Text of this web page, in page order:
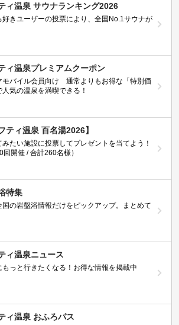
ィ温泉 サウナランキング2026
好きユーザーの投票により、全国No.1サウナが
ィ温泉プレミアムクーポン
モバイル会員向け 通常よりもお得な「特別価
人気の温泉を満喫できる！
ティ温泉 百名湯2026】
みたい施設に投票してプレゼントを当てよう！
回開催 / 合計260名様）
特集
国の岩盤浴情報だけをピックアップ。まとめて
ィ温泉ニュース
もっと行きたくなる！お得な情報を掲載中
ィ温泉 おふろパス